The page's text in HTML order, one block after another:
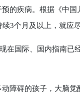
疾病。根据《中国
3个月及以上，就应
国际、国内指南已
碍的孩子，大脑觉